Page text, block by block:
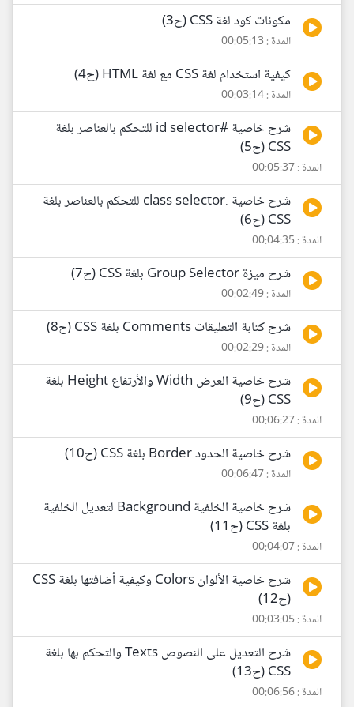
مكونات كود لغة CSS (ح3)
المدة : 00:05:13
كيفية استخدام لغة CSS مع لغة HTML (ح4)
المدة : 00:03:14
شرح خاصية #id selector للتحكم بالعناصر بلغة
CSS (ح5)
المدة : 00:05:37
شرح خاصية .class selector للتحكم بالعناصر بلغة
CSS (ح6)
المدة : 00:04:35
شرح ميزة Group Selector بلغة CSS (ح7)
المدة : 00:02:49
شرح كتابة التعليقات Comments بلغة CSS (ح8)
المدة : 00:02:29
شرح خاصية العرض Width والأرتفاع Height بلغة
CSS (ح9)
المدة : 00:06:27
شرح خاصية الحدود Border بلغة CSS (ح10)
المدة : 00:06:47
شرح خاصية الخلفية Background لتعديل الخلفية
بلغة CSS (ح11)
المدة : 00:04:07
شرح خاصية الألوان Colors وكيفية أضافتها بلغة CSS
(ح12)
المدة : 00:03:05
شرح التعديل على النصوص Texts والتحكم بها بلغة
CSS (ح13)
المدة : 00:06:56